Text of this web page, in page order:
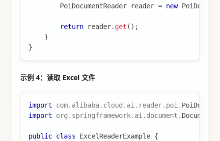
PoiDocumentReader reader = new
return reader. get ( ) ;
}
}
示例 4：读取 Excel 文件
import com. alibaba. cloud . ai . reader. poi .
import
org . springframework. ai . document . Document
public class ExcelReaderExample {